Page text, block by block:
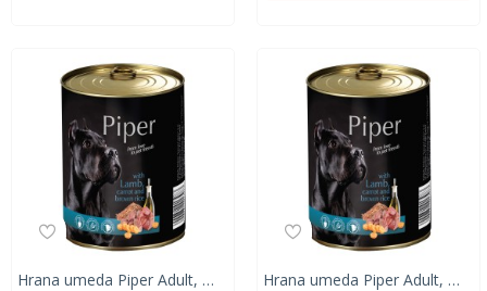
Hrana umeda Piper Adult, Miel, Morcovi si Orez brun, 800 g Hrana umeda Piper Adult, Miel, Morcovi si Orez brun, 400 g